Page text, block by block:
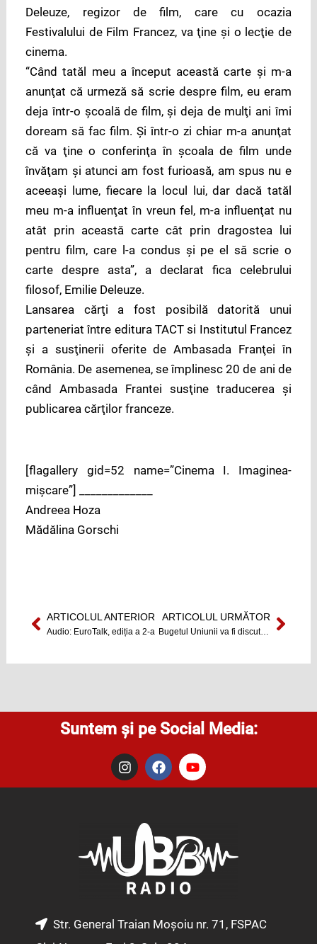
Deleuze, regizor de film, care cu ocazia
Festivalului de Film Francez, va ţine şi o lecţie de
cinema.
“Când tatăl meu a început această carte şi m-a
anunţat că urmeză să scrie despre film, eu eram
deja într-o şcoală de film, şi deja de mulţi ani îmi
doream să fac film. Şi într-o zi chiar m-a anunţat
că va ţine o conferinţa în şcoala de film unde
învăţam şi atunci am fost furioasă, am spus nu e
aceeaşi lume, fiecare la locul lui, dar dacă tatăl
meu m-a influenţat în vreun fel, m-a influenţat nu
atât prin această carte cât prin dragostea lui
pentru film, care l-a condus şi pe el să scrie o
carte despre asta”, a declarat fica celebrului
filosof, Emilie Deleuze.
Lansarea cărţi a fost posibilă datorită unui
parteneriat între editura TACT si Institutul Francez
şi a susţinerii oferite de Ambasada Franţei în
România. De asemenea, se împlinesc 20 de ani de
când Ambasada Frantei susţine traducerea şi
publicarea cărţilor franceze.
[flagallery gid=52 name=”Cinema I. Imaginea-
mişcare”] _____________
Andreea Hoza
Mădălina Gorschi
Prev
ARTICOLUL ANTERIOR
Audio: EuroTalk, ediția a 2-a
ARTICOLUL URMĂTOR
Bugetul Uniunii va fi discutat în sesiunea plenară de la StasbourgNext
Suntem și pe Social Media:
I
n
s
m
F
a
c
o
k
Y
o
u
e
Str. General Traian Moșoiu nr. 71, FSPAC